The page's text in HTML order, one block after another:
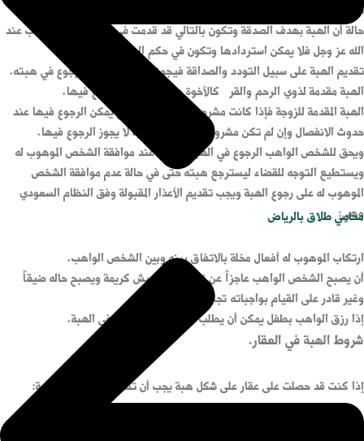
محامي طلاق بالرياض
تسليمها للشخص الموهوب له.
حالة أن الهبة بهدف الصدقة وتكون بالتالي قد قدمت في سبيل الأجر والثواب عند
الله عز وجل فلا يمكن استردادها وتكون في حكم الوقف.
تقديم الهبة على سبيل التودد والصداقة فيجوز عندها للواهب الرجوع في هبته.
الهبة مقدمة لذوي الرحم والقربى كالأخوة مثلاً فلا يجوز الرجوع فيها.
الهبة المقدمة للزوجة فإذا كانت مشروطة باستمرار الزواج يمكن الرجوع فيها عند
حدوث الانفصال وإن لم تكن مشروطة ومقدمة كهدية لا يجوز الرجوع فيها.
ويحق للشخص الواهب الرجوع في الهبة المقدمة عند موافقة الشخص الموهوب له
ويستطيع التوجه للقضاء ليسترجع هبته حتى في حالة عدم موافقة الشخص
الموهوب له على رجوع الهبة ويجب تقديم الأعذار المقبولة وفق النظام السعودي
وهي:
ارتكاب الموهوب له أفعال مخلة بالاتفاق بينه وبين الشخص الواهب.
أن يصبح الشخص الواهب عاجزاً عن توفير سبل عيش كريمة ويصبح حاله ضيقاً
وغير قادر على القيام بواجباته تجاه عائلته.
إذا رزق الواهب بطفل يمكن أن يطلب من القاضي الرجوع في الهبة.
شروط الهبة في العقار.
إذا كنت قد حصلت على عقار على شكل هبة يجب أن تتحقق الشروط التالية: